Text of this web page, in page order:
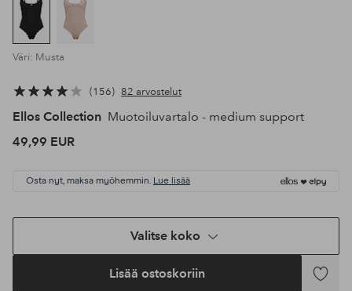
Väri: Musta
156 82 arvostelut
Ellos Collection Muotoiluvartalo - medium support
49,99 EUR
Osta nyt, maksa myöhemmin. Lue lisää
Valitse koko
Lisää ostoskoriin
Lisää